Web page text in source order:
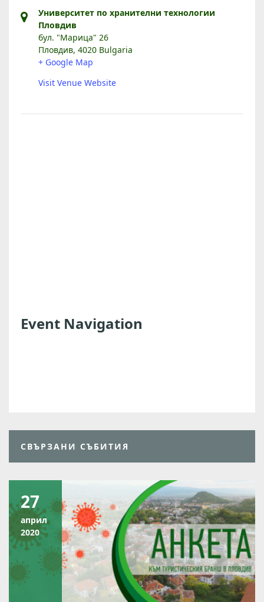
Университет по хранителни технологии
Пловдив
бул. "Марица" 26
Пловдив, 4020 Bulgaria
+ Google Map
Visit Venue Website
Event Navigation
СВЪРЗАНИ СЪБИТИЯ
27
април
2020